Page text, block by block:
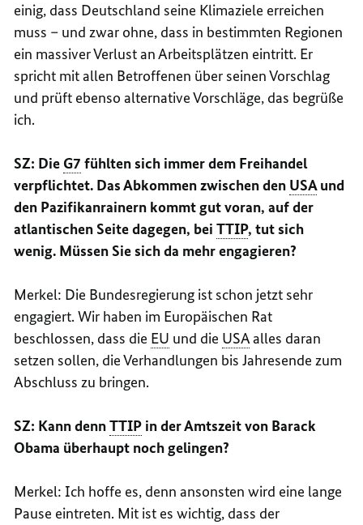
einig, dass Deutschland seine Klimaziele erreichen
muss – und zwar ohne, dass in bestimmten Regionen
ein massiver Verlust an Arbeitsplätzen eintritt. Er
spricht mit allen Betroffenen über seinen Vorschlag
und prüft ebenso alternative Vorschläge, das begrüße
ich.
SZ: Die G7 fühlten sich immer dem Freihandel
verpflichtet. Das Abkommen zwischen den USAund
den Pazifikanrainern kommt gut voran, auf der
atlantischen Seite dagegen, beiTTIP, tut sich
wenig. Müssen Sie sich da mehr engagieren?
Merkel: Die Bundesregierung ist schon jetzt sehr
engagiert. Wir haben im Europäischen Rat
beschlossen, dass die EU und die USAalles daran
setzen sollen, die Verhandlungen bis Jahresende zum
Abschluss zu bringen.
SZ: Kann dennTTIP in der Amtszeit von Barack
Obama überhaupt noch gelingen?
Merkel: Ich hoffe es, denn ansonsten wird eine lange
Pause eintreten. Mit ist es wichtig, dass der